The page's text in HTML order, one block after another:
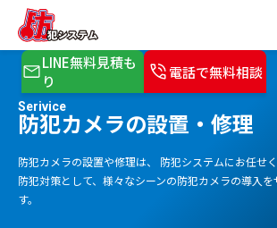
LINE無料見積も
り
電話で無料相談
Serivice
防犯カメラの設置・修理
防犯カメラの設置や修理は、 防犯システムにお任せく
防犯対策として、様々なシーンの防犯カメラの導入
す。